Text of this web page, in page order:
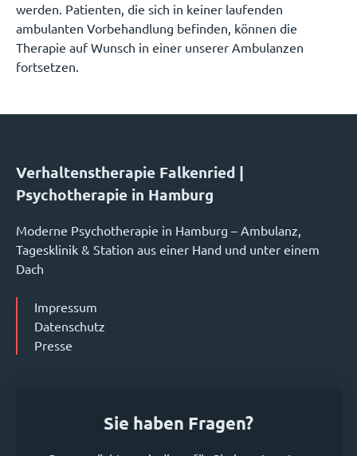
werden. Patienten, die sich in keiner laufenden
ambulanten Vorbehandlung befinden, können die
Therapie auf Wunsch in einer unserer Ambulanzen
fortsetzen.
Verhaltenstherapie Falkenried |
Psychotherapie in Hamburg
Moderne Psychotherapie in Hamburg – Ambulanz,
Tagesklinik & Station aus einer Hand und unter einem
Dach
Impressum
Datenschutz
Presse
Sie haben Fragen?